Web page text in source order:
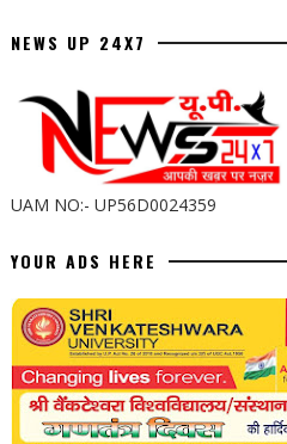
NEWS UP 24X7
UAM NO:- UP56D0024359
YOUR ADS HERE